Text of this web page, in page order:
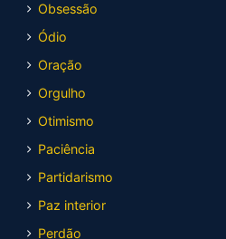
Obsessão
Ódio
Oração
Orgulho
Otimismo
Paciência
Partidarismo
Paz interior
Perdão